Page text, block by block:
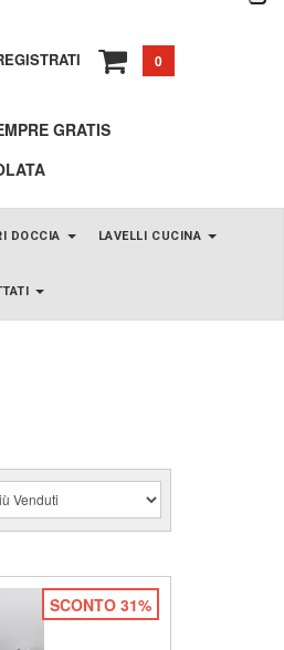
0
GRATIS
DOCCIA LAVELLI CUCINA
SCONTO 31%